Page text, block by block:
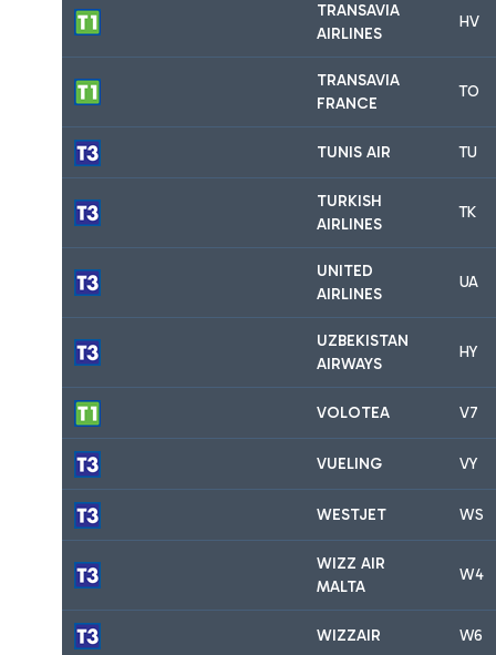
TRANSAVIA
AIRLINES
HV
TRANSAVIA
FRANCE
TO
TUNIS AIR TU
TURKISH
AIRLINES
TK
UNITED
AIRLINES
UA
UZBEKISTAN
AIRWAYS
HY
VOLOTEA V7
VUELING VY
WESTJET WS
WIZZ AIR
MALTA
W4
WIZZAIR W6